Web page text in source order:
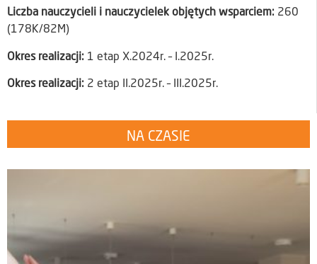
Liczba nauczycieli i nauczycielek objętych wsparciem: 260
(178K/82M)
Okres realizacji: 1 etap X.2024r. – I.2025r.
Okres realizacji: 2 etap II.2025r. – III.2025r.
NA CZASIE